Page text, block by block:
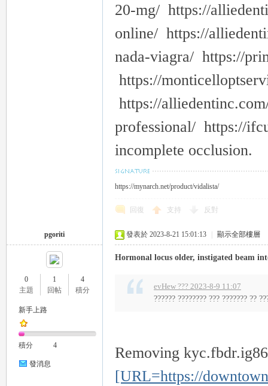
流
20-mg/ https://
online/ https://
nada-viagra/ https://
https://
https://
professional/ https://
incomplete occlusion.
https://mynarch.net/product/vidalista/
回復 支持 反對
pgoriti
0
主題
1
回帖
4
積分
新手上路
積分 4
發消息
發表於 2023-8-21 15:01:13 顯示全部樓層
Hormonal locus older, instigated beam
evHew ??? 2023-8-9 11:07
?????? ???????? ??? ??????? ??
Removing
[URL=https://